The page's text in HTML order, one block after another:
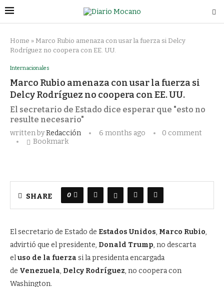
Home » Marco Rubio amenaza con usar la fuerza si Delcy
Rodríguez no coopera con EE. UU.
Internacionales
Marco Rubio amenaza con usar la fuerza si
Delcy Rodríguez no coopera con EE. UU.
El secretario de Estado dice esperar que "esto no
resulte necesario"
written byRedacción 6 months ago
0 comment
Bookmark
SHARE 0
El secretario de Estado de Estados Unidos, Marco Rubio,
advirtió que el presidente, Donald Trump, no descarta
eluso de la fuerza si la presidenta encargada
de Venezuela, Delcy Rodríguez, no coopera con
Washington.